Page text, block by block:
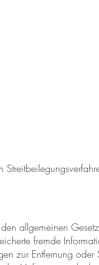
allgemeinen
fremde
zur Entfernung oder